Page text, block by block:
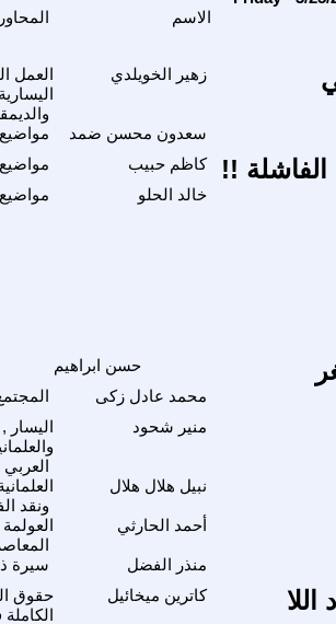
الاسم
العمل
زهير الخويلدي
سعدون محسن ضمد
كاظم حبيب !!
خالد الحلو
حسن ابراهيم
محمد عادل زكى
اليسار
العربي
منير شحود
ونقد
نبيل هلال هلال
أحمد الحارثي
سيرة منذر الفضل
حقوق
كاترين ميخائيل